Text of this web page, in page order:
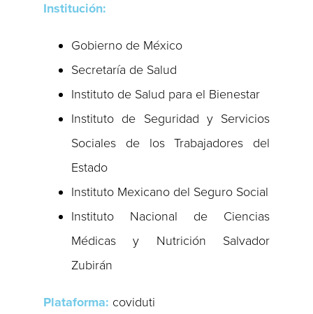
Institución:
Gobierno de México
Secretaría de Salud
Instituto de Salud para el Bienestar
Instituto de Seguridad y Servicios
Sociales de los Trabajadores del
Estado
Instituto Mexicano del Seguro Social
Instituto Nacional de Ciencias
Médicas y Nutrición Salvador
Zubirán
Plataforma: coviduti